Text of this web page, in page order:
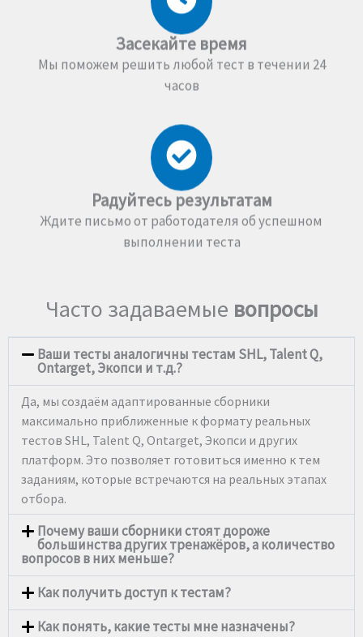
Засекайте время
Мы поможем решить любой тест в течении 24
часов
Радуйтесь результатам
Ждите письмо от работодателя об успешном
выполнении теста
Часто задаваемые вопросы
Ваши тесты аналогичны тестам SHL, Talent Q,
Ontarget, Экопси и т.д.?
Да, мы создаём адаптированные сборники
максимально приближенные к формату реальных
тестов SHL, Talent Q, Ontarget, Экопси и других
платформ. Это позволяет готовиться именно к тем
заданиям, которые встречаются на реальных этапах
отбора.
Почему ваши сборники стоят дороже
большинства других тренажёров, а количество
вопросов в них меньше?
Как получить доступ к тестам?
Как понять, какие тесты мне назначены?